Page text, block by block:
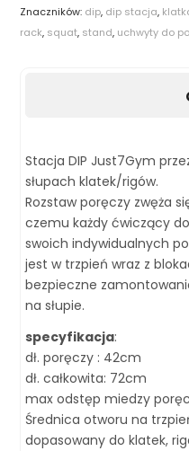
Znaczników: dip, dip stacja,
rack, squat, stand, uchwyty do
Stacja DIP Just7Gym
słupach klatek/rigów.
Rozstaw poręczy zwęża
czemu każdy ćwiczący
swoich indywidualnych
jest w trzpień wraz z
bezpieczne
na słupie.
specyfikacja:
dł. poręczy : 42cm
dł. całkowita: 72cm
max odstęp miedzy
Średnica otworu na
dopasowany do klatek,